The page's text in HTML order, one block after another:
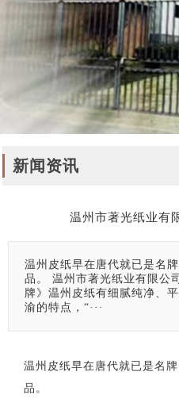
新闻资讯
温州市著光纸业有
温州皮纸早在唐代就已是名
品。 温州市著光纸业有限公
牌》温州皮纸有细腻纯净、
渝的特点，“···
温州皮纸早在唐代就已是名
品。